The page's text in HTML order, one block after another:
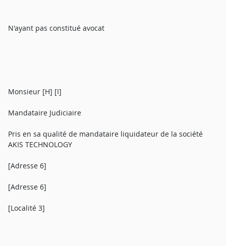
N'ayant pas constitué avocat
Monsieur [H] [I]
Mandataire Judiciaire
Pris en sa qualité de mandataire liquidateur de la société
AKIS TECHNOLOGY
[Adresse 6]
[Adresse 6]
[Localité 3]